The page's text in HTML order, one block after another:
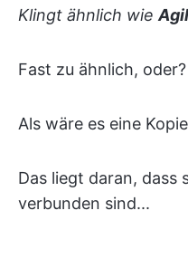
Klingt ähnlich wie
Fast zu ähnlich, oder?
Als wäre es eine
Das liegt daran, dass
verbunden sind...